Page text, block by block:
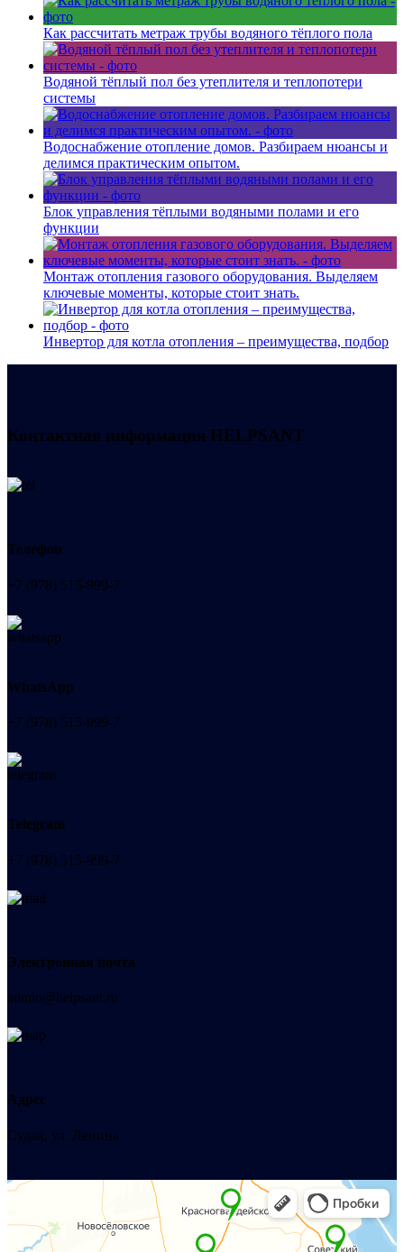
Как рассчитать метраж трубы водяного тёплого пола
Водяной тёплый пол без утеплителя и теплопотери
системы
Водоснабжение отопление домов. Разбираем нюансы и
делимся практическим опытом.
Блок управления тёплыми водяными полами и его
функции
Монтаж отопления газового оборудования. Выделяем
ключевые моменты, которые стоит знать.
Инвертор для котла отопления – преимущества, подбор
Контактная информация HELPSANT
Телефон
+7 (978) 515-999-7
WhatsApp
+7 (978) 515-999-7
Telegram
+7 (978) 515-999-7
Электронная почта
admin@helpsant.ru
Адрес
Судак, ул. Ленина